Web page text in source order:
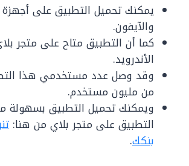
يمكنك تحميل التطبيق على أجهزة
والآيفون.
كما أن التطبيق متاح على متجر
الأندرويد.
وقد وصل عدد مستخدمي هذا
من مليون مستخدم.
ويمكنك تحميل التطبيق بسهولة
التطبيق على متجر بلاي من هنا:
بنكك.